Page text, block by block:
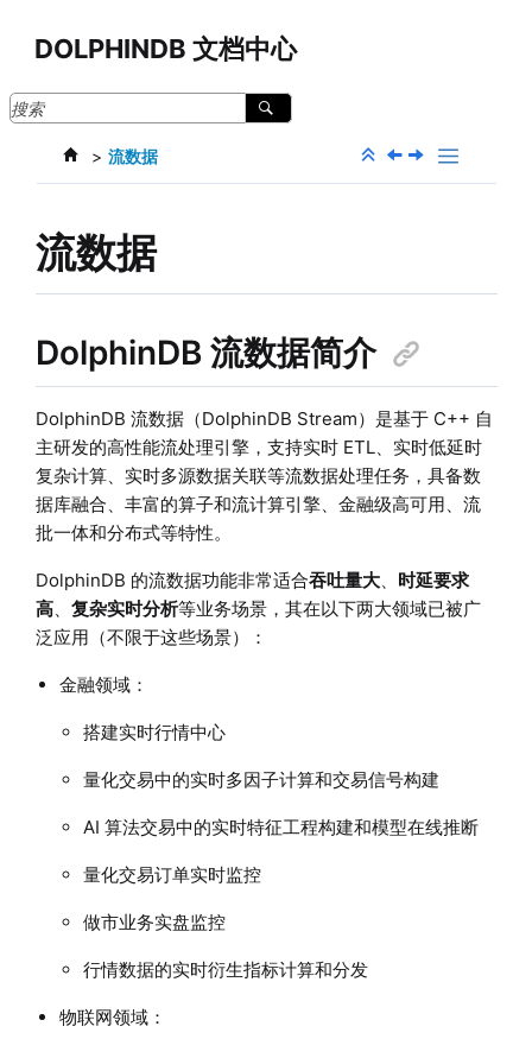
DOLPHINDB 文档中心
流数据
流数据
DolphinDB 流数据简介
DolphinDB 流数据（DolphinDB Stream）是基于 C++ 自
主研发的高性能流处理引擎，支持实时 ETL、实时低延时
复杂计算、实时多源数据关联等流数据处理任务，具备数
据库融合、丰富的算子和流计算引擎、金融级高可用、流
批一体和分布式等特性。
DolphinDB 的流数据功能非常适合吞吐量大、 时延要求
高、 复杂实时分析等业务场景，其在以下两大领域已被广
泛应用（不限于这些场景）：
金融领域：
搭建实时行情中心
量化交易中的实时多因子计算和交易信号构建
AI 算法交易中的实时特征工程构建和模型在线推断
量化交易订单实时监控
做市业务实盘监控
行情数据的实时衍生指标计算和分发
物联网领域：